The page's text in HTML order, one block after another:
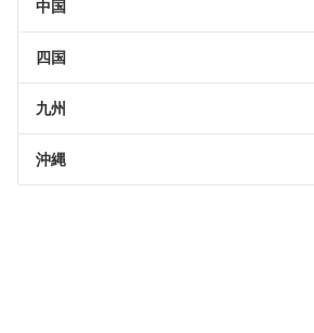
中国
四国
九州
沖縄